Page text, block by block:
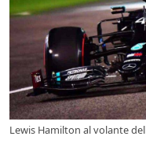
Lewis Hamilton al volante